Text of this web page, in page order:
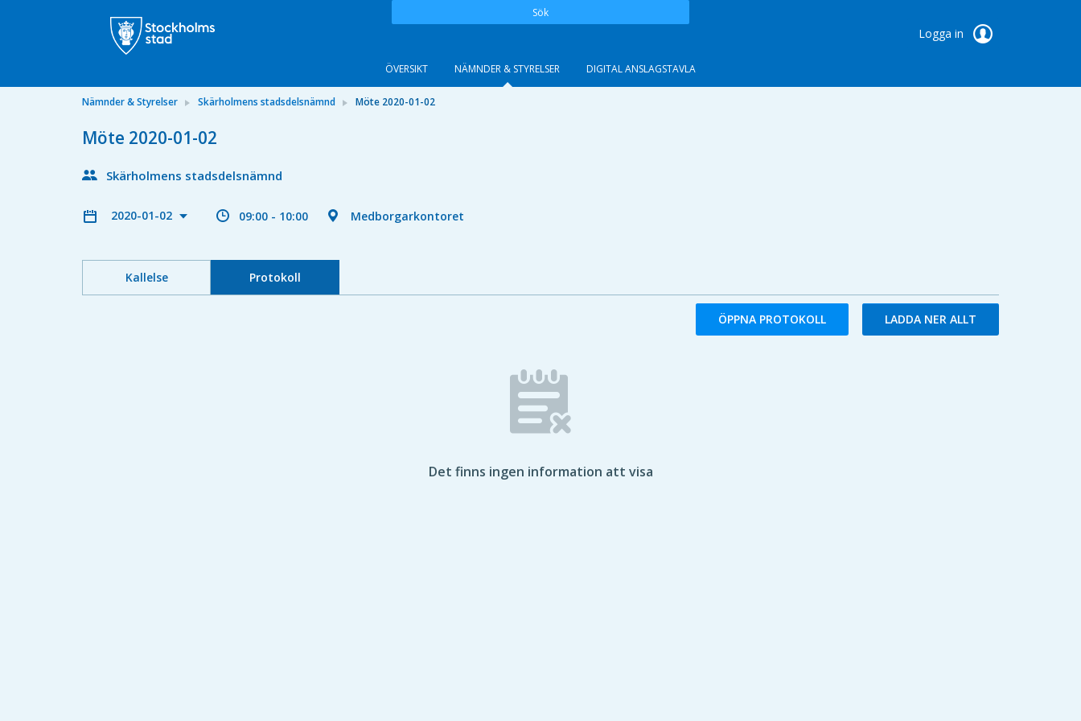
Sök
Logga in
ÖVERSIKT NÄMNDER & STYRELSER DIGITAL ANSLAGSTAVLA
Nämnder & Styrelser Skärholmens stadsdelsnämnd Möte 2020-01-02
Möte 2020-01-02
Skärholmens stadsdelsnämnd
2020-01-02 09:00 - 10:00 Medborgarkontoret
Kallelse Protokoll
ÖPPNA PROTOKOLL LADDA NER ALLT
Det finns ingen information att visa